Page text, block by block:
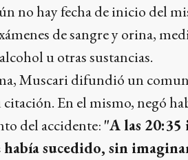
no hay fecha de inicio del
de sangre y orina,
u otras sustancias.
Muscari difundió un
En el mismo, negó
del accidente: "A las
sucedido, sin